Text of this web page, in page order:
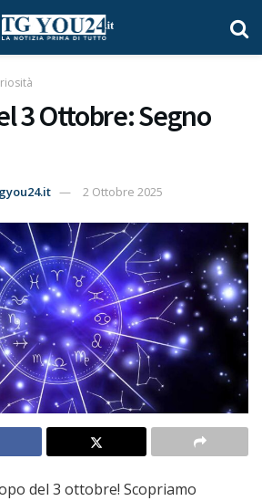
3 Ottobre: Segno
2 Ottobre 2025
del 3 ottobre! Scopriamo